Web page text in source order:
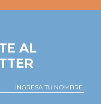
AL